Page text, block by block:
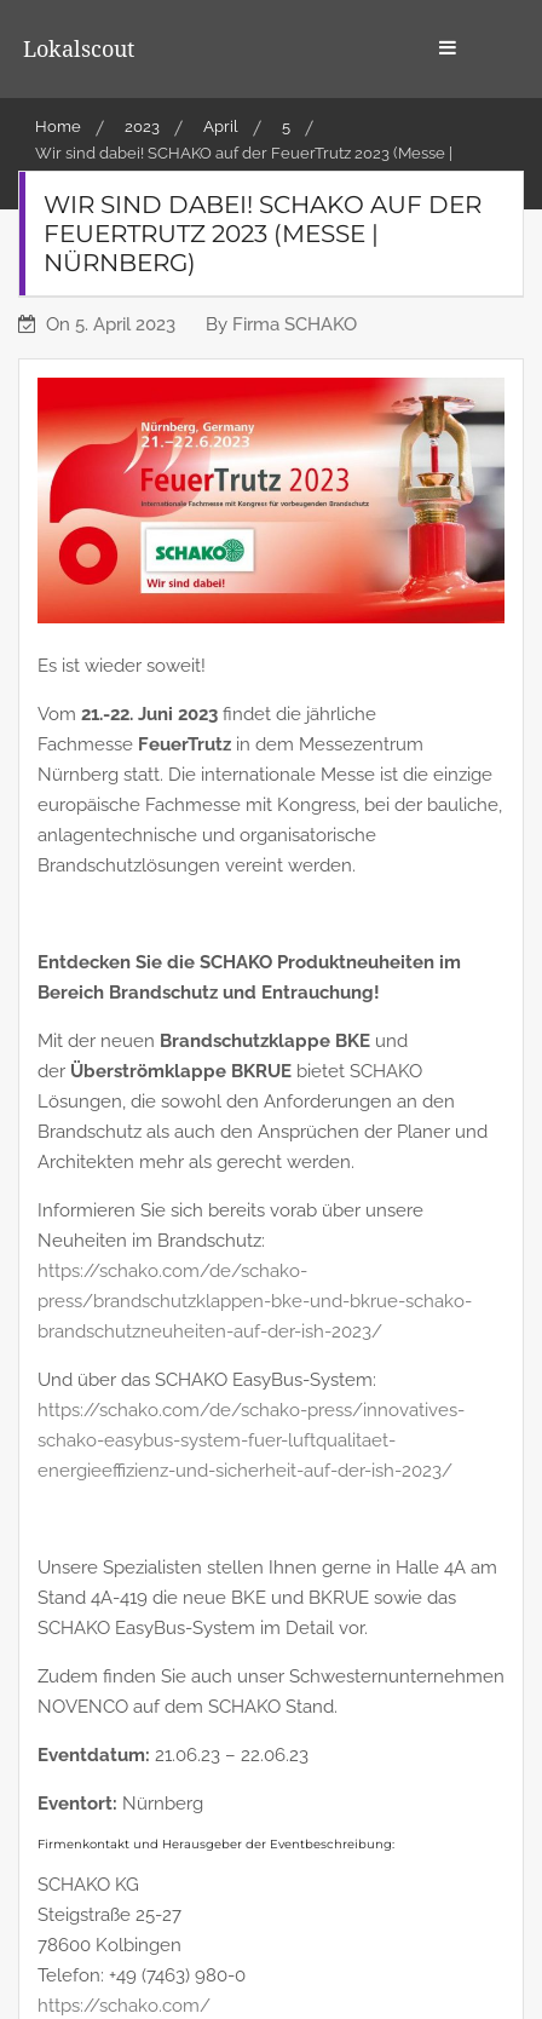
Lokalscout
Home 2023 April
5
Wir sind dabei! SCHAKO auf der FeuerTrutz 2023 (Messe |
WIR SIND DABEI! SCHAKO AUF DER
FEUERTRUTZ 2023 (MESSE |
NÜRNBERG)
On 5. April 2023 By Firma SCHAKO
Es ist wieder soweit!
Vom 21.-22. Juni 2023 findet die jährliche
Fachmesse FeuerTrutz in dem Messezentrum
Nürnberg statt. Die internationale Messe ist die einzige
europäische Fachmesse mit Kongress, bei der bauliche,
anlagentechnische und organisatorische
Brandschutzlösungen vereint werden.
Entdecken Sie die SCHAKO Produktneuheiten im
Bereich Brandschutz und Entrauchung!
Mit der neuen Brandschutzklappe BKE und
der Überströmklappe BKRUE bietet SCHAKO
Lösungen, die sowohl den Anforderungen an den
Brandschutz als auch den Ansprüchen der Planer und
Architekten mehr als gerecht werden.
Informieren Sie sich bereits vorab über unsere
Neuheiten im Brandschutz:
https://schako.com/de/schako-
press/brandschutzklappen-bke-und-bkrue-schako-
brandschutzneuheiten-auf-der-ish-2023/
Und über das SCHAKO EasyBus-System:
https://schako.com/de/schako-press/innovatives-
schako-easybus-system-fuer-luftqualitaet-
energieeffizienz-und-sicherheit-auf-der-ish-2023/
Unsere Spezialisten stellen Ihnen gerne in Halle 4A am
Stand 4A-419 die neue BKE und BKRUE sowie das
SCHAKO EasyBus-System im Detail vor.
Zudem finden Sie auch unser Schwesternunternehmen
NOVENCO auf dem SCHAKO Stand.
Eventdatum: 21.06.23 – 22.06.23
Eventort: Nürnberg
Firmenkontakt und Herausgeber der Eventbeschreibung:
SCHAKO KG
Steigstraße 25-27
78600 Kolbingen
Telefon: +49 (7463) 980-0
https://schako.com/